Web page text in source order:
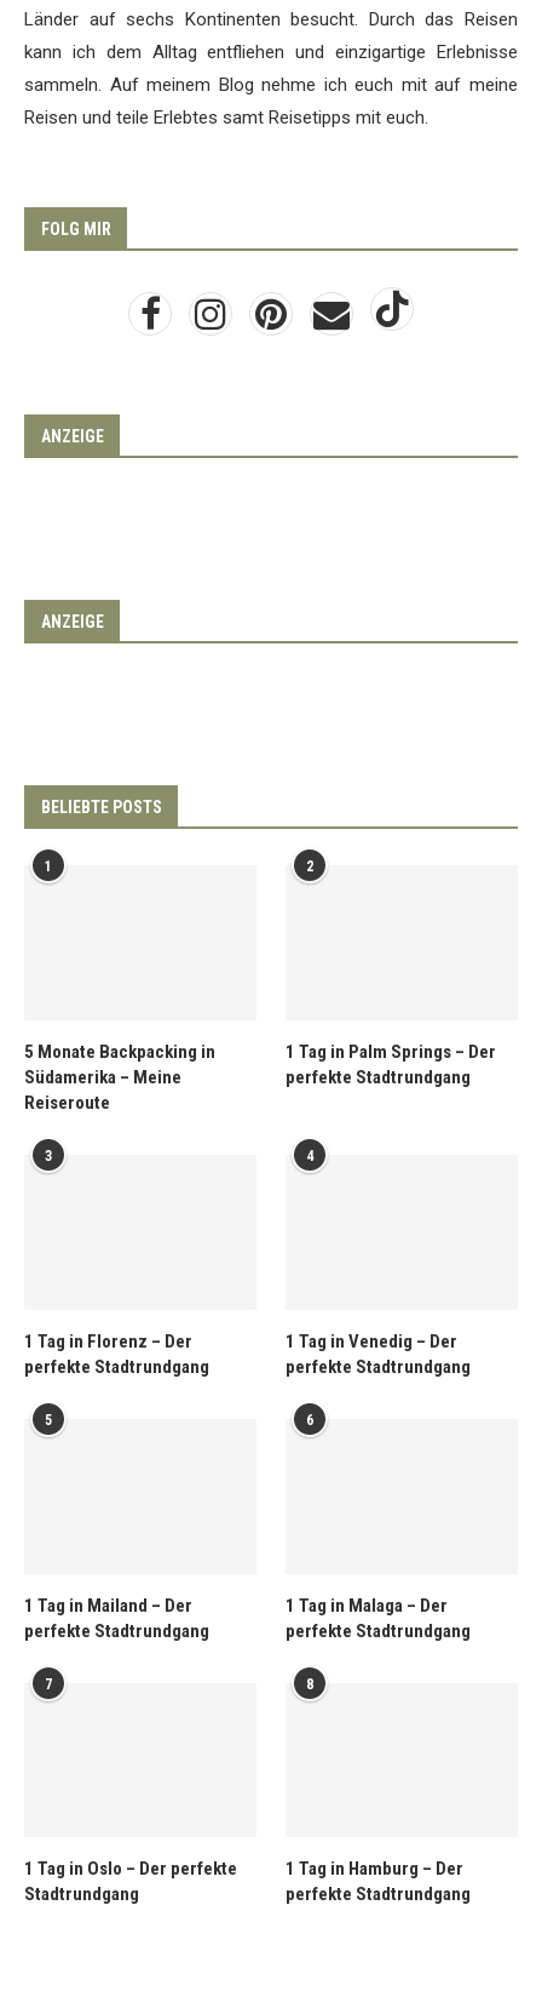
Länder auf sechs Kontinenten besucht. Durch das Reisen
kann ich dem Alltag entfliehen und einzigartige Erlebnisse
sammeln. Auf meinem Blog nehme ich euch mit auf meine
Reisen und teile Erlebtes samt Reisetipps mit euch.
FOLG MIR
ANZEIGE
ANZEIGE
BELIEBTE POSTS
1
5 Monate Backpacking in
Südamerika – Meine
Reiseroute
2
1 Tag in Palm Springs – Der
perfekte Stadtrundgang
3
1 Tag in Florenz – Der
perfekte Stadtrundgang
4
1 Tag in Venedig – Der
perfekte Stadtrundgang
5
1 Tag in Mailand – Der
perfekte Stadtrundgang
6
1 Tag in Malaga – Der
perfekte Stadtrundgang
7
1 Tag in Oslo – Der perfekte
Stadtrundgang
8
1 Tag in Hamburg – Der
perfekte Stadtrundgang